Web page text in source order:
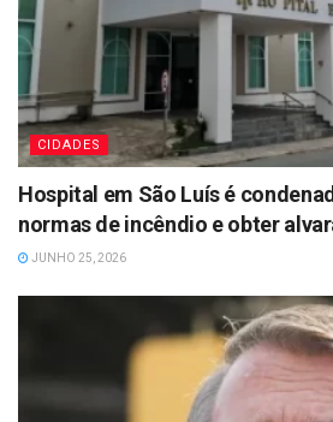
CIDADES
Hospital em São Luís é
normas de incêndio e obter
JUNHO 25, 2026